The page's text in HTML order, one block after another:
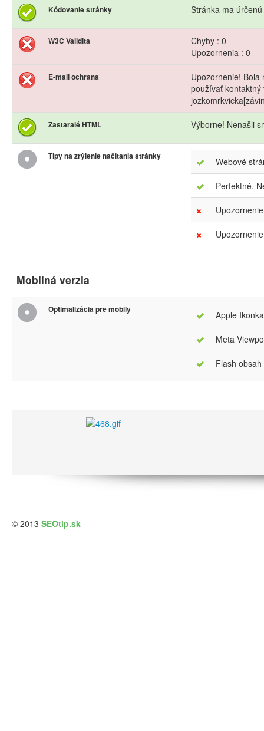
Kódovanie stránky Stránka ma
W3C Validita
Chyby : 0
Upozornenia : 0
E-mail ochrana
Upozornenie!
používať
Zastaralé HTML Výborne! Nenašli
Tipy na zrýlenie načítania stránky Webové
Perfektné.
Mobilná verzia
Optimalizácia pre mobily Apple Ikonka
Meta
Flash obsah
© 2013 SEOtip.sk